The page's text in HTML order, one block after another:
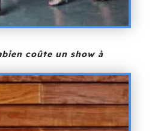
coûte un show à